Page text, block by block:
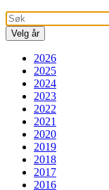
Velg år
2026
2025
2024
2023
2022
2021
2020
2019
2018
2017
2016